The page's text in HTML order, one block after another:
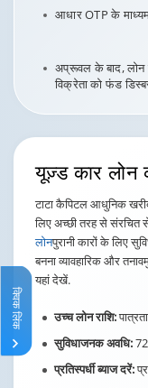
आधार OTP के
अप्रूवल के बाद, लोन
विक्रेता को फंड
यूज़्ड कार लोन
टाटा कैपिटल आधुनिक
लिए अच्छी तरह से संरचित
लोनपुरानी कारों के लिए
बनना व्यावहारिक और
यहां देखें.
उच्च लोन राशि:
सुविधाजनक अवधि:
प्रतिस्पर्धी ब्याज दरें:
क्विक लिंक